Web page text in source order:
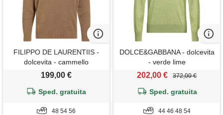
FILIPPO DE LAURENTIIS -
dolcevita - cammello
199,00 €
Sped. gratuita
48 54 56
DOLCE&GABBANA - dolcevita
- verde lime
202,00 € 372,00 €
Sped. gratuita
44 46 48 54